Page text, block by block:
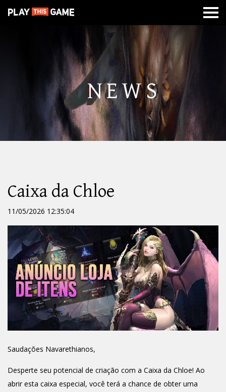
CLASSESCALABOUÇOS
MISSÃO
DE
GUERRA
NEWS
Caixa da Chloe
11/05/2026 12:35:04
Saudações Navarethianos,
Desperte seu potencial de criação com a Caixa da Chloe! Ao
abrir esta caixa especial, você terá a chance de obter uma